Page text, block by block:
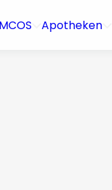
Apotheken